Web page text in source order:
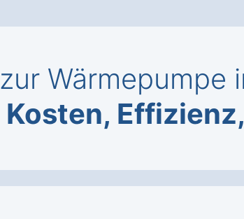
zur Wärmepumpe
Kosten,